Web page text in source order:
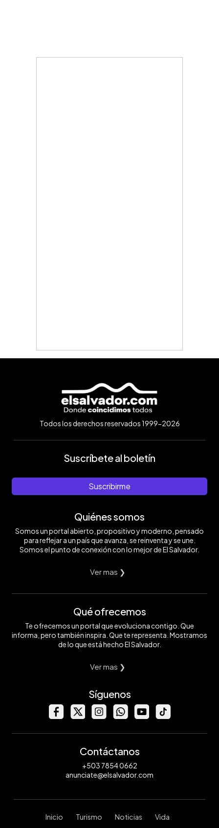
Todos los derechos reservados 1999-2026
Suscríbete al boletín
Suscribirme
Quiénes somos
Somos un portal abierto, propositivo y moderno, pensado
para reflejar a un país que avanza, se reinventa y se une.
Somos el punto de conexión con lo mejor de El Salvador.
Ver mas ❯
Qué ofrecemos
Te ofrecemos un portal que evoluciona contigo. Que
informa, pero también inspira. Que te representa. Mostramos
de lo que está hecho El Salvador.
Ver mas ❯
Síguenos
Contáctanos
+503 7854 0662
anunciate@elsalvador.com
Inicio Turismo Noticias Vida